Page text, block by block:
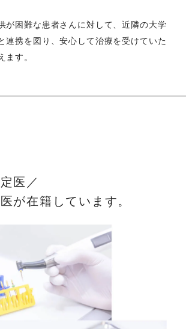
が困難な患者さんに対して、近隣の大学
連携を図り、安心して治療を受けていた
ます。
医／
が在籍しています。